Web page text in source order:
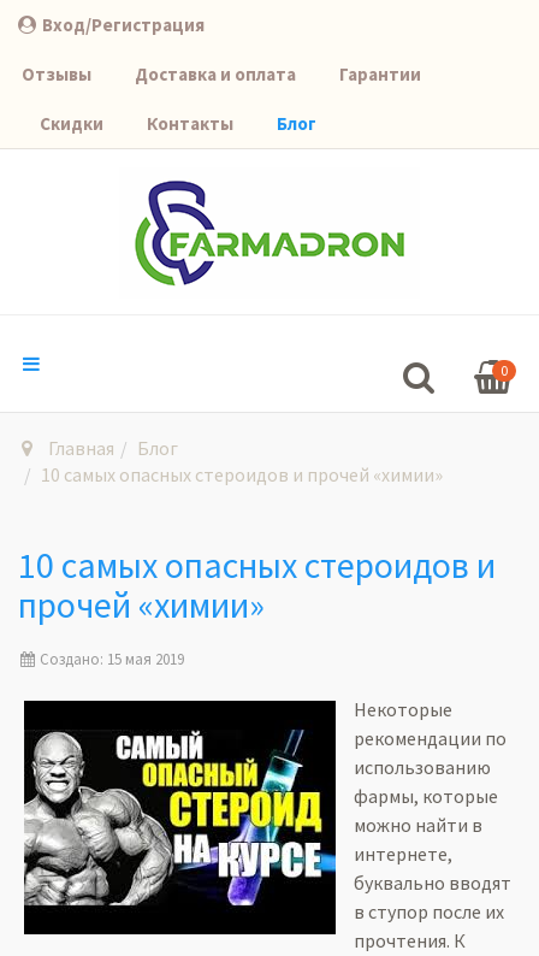
Вход/Регистрация
Отзывы Доставка и оплата Гарантии
Скидки Контакты Блог
0
Главная
Блог
10 самых опасных стероидов и прочей «химии»
10 самых опасных стероидов и
прочей «химии»
Создано: 15 мая 2019
Некоторые
рекомендации по
использованию
фармы, которые
можно найти в
интернете,
буквально вводят
в ступор после их
прочтения. К